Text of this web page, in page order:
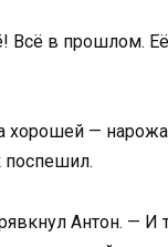
Всё в прошлом.
хорошей —
поспешил.
Антон. — И